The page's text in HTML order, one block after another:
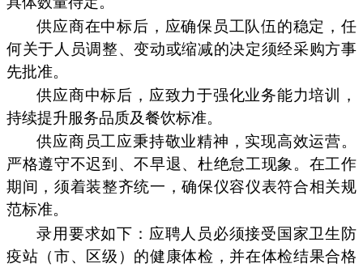
供应商在中标后，应确保员工队伍的稳定，任
何关于人员调整、变动或缩减的决定须经采购方事
先批准。
供应商中标后，应致力于强化业务能力培训，
持续提升服务品质及餐饮标准。
供应商员工应秉持敬业精神，实现高效运营。
严格遵守不迟到、不早退、杜绝怠工现象。在工作
期间，须着装整齐统一，确保仪容仪表符合相关规
范标准。
录用要求如下：应聘人员必须接受国家卫生防
疫站（市、区级）的健康体检，并在体检结果合格